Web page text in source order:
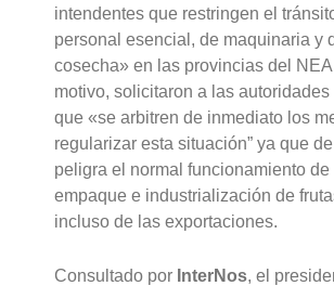
intendentes que restringen el
personal esencial, de maquinaria y
cosecha» en las provincias del
motivo, solicitaron a las
que «se arbitren de inmediato los
regularizar esta situación” ya que
peligra el normal funcionamiento de
empaque e industrialización de
incluso de las exportaciones.
Consultado por InterNos, el